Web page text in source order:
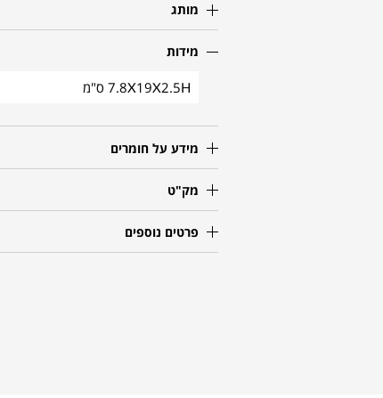
מותג
מידות
7.8X19X2.5H ס"מ
מידע על חומרים
מק"ט
פרטים נוספים